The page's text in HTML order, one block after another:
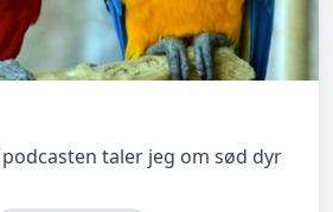
taler jeg om sød dyr